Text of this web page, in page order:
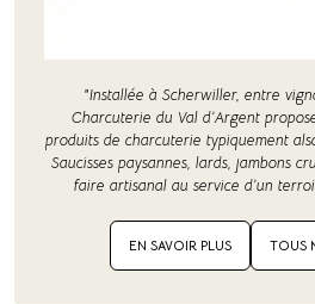
"Installée à Scherwiller, entre
Charcuterie du Val d’Argent
produits de charcuterie typiquement
Saucisses paysannes, lards, jambons
faire artisanal au service d’un
EN SAVOIR PLUS TOUS